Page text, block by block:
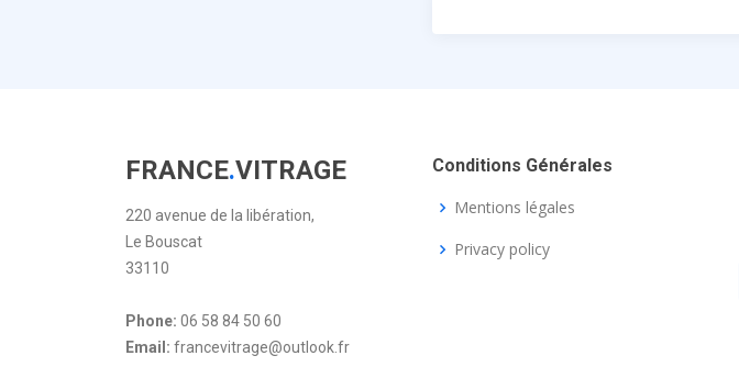
FRANCE.VITRAGE
220 avenue de la libération,
Le Bouscat
33110
Phone: 06 58 84 50 60
Email: francevitrage@outlook.fr
Conditions Générales
Mentions légales
Privacy policy